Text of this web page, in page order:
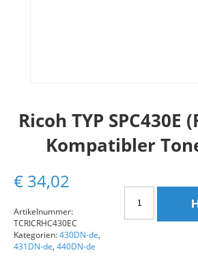
Ricoh TYP SPC430E
Kompatibler
€ 34,02
TYP
SPC430E
Artikelnummer:
TCRICRHC430EC
Kategorien:430DN-de,
431DN-de, 440DN-de